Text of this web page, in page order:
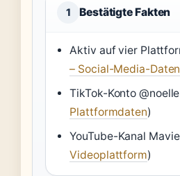
1 Bestätigte Fakten
Aktiv auf vier
– Social-Media-
TikTok-Konto
Plattformdaten)
YouTube-Kanal
Videoplattform)